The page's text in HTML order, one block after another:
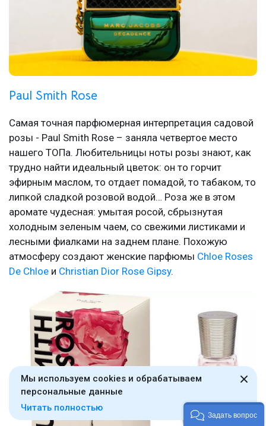
Мы используем cookies и обрабатываем
персональные данные
Читать полностью
Paul Smith Rose
Самая точная парфюмерная интерпретация садовой
розы - Paul Smith Rose – заняла четвертое место
нашего ТОПа. Любительницы ноты розы знают, как
трудно найти идеальный цветок: он то горчит
эфирным маслом, то отдает помадой, то табаком, то
липкой сладкой розовой водой… Роза же в этом
аромате чудесная: умытая росой, сбрызнутая
холодным зеленым чаем, со свежими листиками и
лесными фиалками на заднем плане. Похожую
атмосферу создают женские парфюмы Chloe Roses
De Chloe и Christian Dior Rose Gipsy.
Задать вопрос